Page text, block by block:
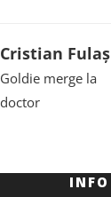
Cristian Fulaș
Goldie merge la
doctor
INFO